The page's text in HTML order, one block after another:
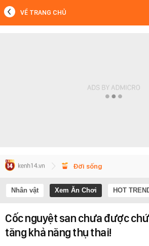
VỀ TRANG CHỦ
Đời sống
Nhân vật Xem Ăn Chơi HOT
Cốc nguyệt san chưa được
tăng khả năng thụ thai!